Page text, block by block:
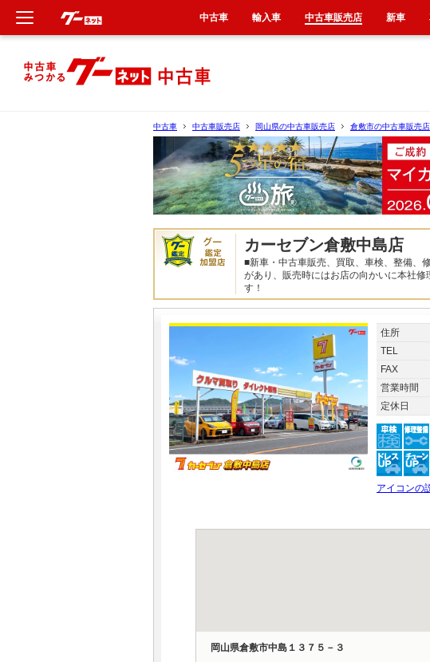
中古車 中古車販売店 岡山県の中古車販売店 倉敷市の中古車販売店
カーセブン倉敷中島店
■新車・中古車販売、買取、車検、整備、
があり、販売時にはお店の向かいに本社
す！
住所
TEL
FAX
営業時間
定休日
アイコンの
岡山県倉敷市中島１３７５－３
中古車 輸入車 中古車販売店 新車
新車